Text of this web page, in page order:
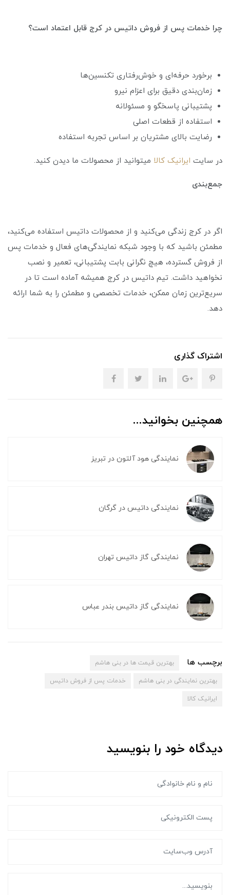
چرا خدمات پس از فروش داتیس در کرج قابل اعتماد است؟
برخورد حرفه‌ای و خوش‌رفتاری تکنسین‌ها
زمان‌بندی دقیق برای اعزام نیرو
پشتیبانی پاسخگو و مسئولانه
استفاده از قطعات اصلی
رضایت بالای مشتریان بر اساس تجربه استفاده
در سایت ایرانیک کالا میتوانید از محصولات ما دیدن کنید.
جمع‌بندی
اگر در کرج زندگی می‌کنید و از محصولات داتیس استفاده می‌کنید،
مطمئن باشید که با وجود شبکه نمایندگی‌های فعال و خدمات پس
از فروش گسترده، هیچ نگرانی بابت پشتیبانی، تعمیر و نصب
نخواهید داشت. تیم داتیس در کرج همیشه آماده است تا در
سریع‌ترین زمان ممکن، خدمات تخصصی و مطمئن را به شما ارائه
دهد.
اشتراک گذاری
همچنین بخوانید...
نمایندگی هود آلتون در تبریز
نمایندگی داتیس در گرگان
نمایندگی گاز داتیس تهران
نمایندگی گاز داتیس بندر عباس
برچسب ها بهترین قیمت ها در بنی هاشم
بهترین نمایندگی در بنی هاشم خدمات پس از فروش داتیس
ایرانیک کالا
دیدگاه خود را بنویسید